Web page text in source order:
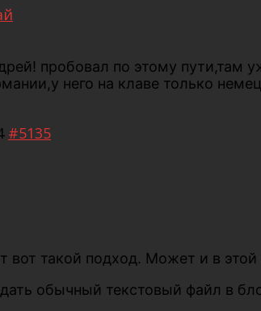
пробовал по этому пути,там
него на клаве только
#5135
вот такой подход. Может и в
обычный текстовый файл в